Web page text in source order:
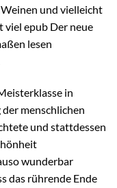
Weinen und vielleicht
viel epub Der neue
lesen
in
menschlichen
und stattdessen
wunderbar
das rührende Ende